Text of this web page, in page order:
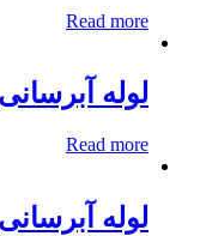
Read more
لوله آبرسانی 3.1*125
Read more
لوله آبرسانی 3.4*110